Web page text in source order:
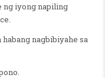
ng iyong napiling
nagbibiyahe sa